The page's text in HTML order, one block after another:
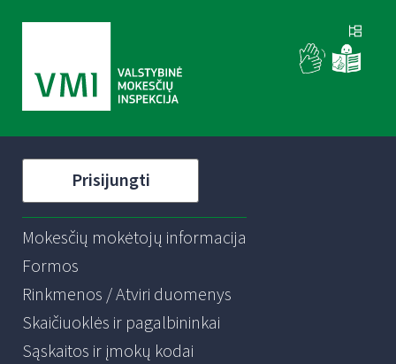
Prisijungti
Mokesčių mokėtojų informacija
Formos
Rinkmenos / Atviri duomenys
Skaičiuoklės ir pagalbininkai
Sąskaitos ir įmokų kodai